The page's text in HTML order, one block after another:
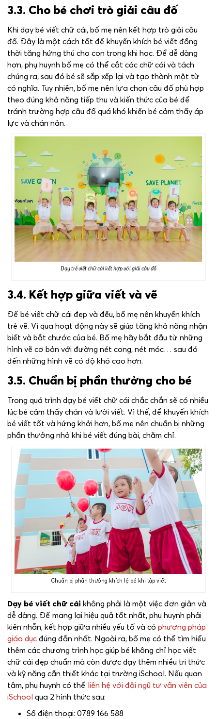
3.3. Cho bé chơi trò giải câu đố
Khi dạy bé viết chữ cái, bố mẹ nên kết hợp trò giải câu
đố. Đây là một cách tốt để khuyến khích bé viết đồng
thời tăng hứng thú cho con trong khi học. Để dễ dàng
hơn, phụ huynh bố mẹ có thể cắt các chữ cái và tách
chúng ra, sau đó bé sẽ sắp xếp lại và tạo thành một từ
có nghĩa. Tuy nhiên, bố mẹ nên lựa chọn câu đố phù hợp
theo đúng khả năng tiếp thu và kiến thức của bé để
tránh trường hợp câu đố quá khó khiến bé cảm thấy áp
lực và chán nản.
Dạy trẻ viết chữ cái kết hợp với giải câu đố
3.4. Kết hợp giữa viết và vẽ
Để bé viết chữ cái đẹp và đều, bố mẹ nên khuyến khích
trẻ vẽ. Vì qua hoạt động này sẽ giúp tăng khả năng nhận
biết và bắt chước của bé. Bố mẹ hãy bắt đầu từ những
hình vẽ cơ bản với đường nét cong, nét móc… sau đó
đến những hình vẽ có độ khó cao hơn.
3.5. Chuẩn bị phần thưởng cho bé
Trong quá trình dạy bé viết chữ cái chắc chắn sẽ có nhiều
lúc bé cảm thấy chán và lười viết. Vì thế, để khuyến khích
bé viết tốt và hứng khởi hơn, bố mẹ nên chuẩn bị những
phần thưởng nhỏ khi bé viết đúng bài, chăm chỉ.
Chuẩn bị phần thưởng khích lệ bé khi tập viết
Dạy bé viết chữ cái không phải là một việc đơn giản và
dễ dàng. Để mang lại hiệu quả tốt nhất, phụ huynh phải
kiên nhẫn, kết hợp giữa nhiều yếu tố và có phương pháp
giáo dục đúng đắn nhất. Ngoài ra, bố mẹ có thể tìm hiểu
thêm các chương trình học giúp bé không chỉ học viết
chữ cái đẹp chuẩn mà còn được dạy thêm nhiều tri thức
và kỹ năng cần thiết khác tại trường iSchool. Nếu quan
tâm, phụ huynh có thể liên hệ với đội ngũ tư vấn viên của
iSchool qua 2 hình thức sau:
Số điện thoại: 0789 166 588